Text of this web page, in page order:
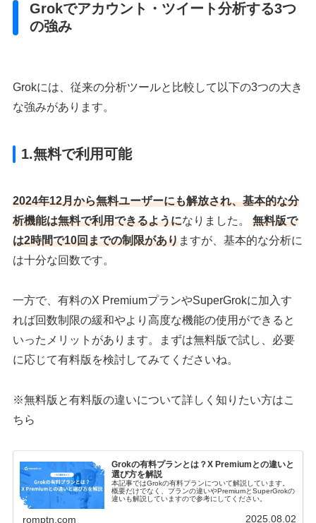
Grokでアカウント・ツイート分析する3つ
の強み
Grokには、従来の分析ツールと比較して以下の3つの大き
な強みがあります。
1.無料で利用可能
2024年12月から無料ユーザーにも解放され、基本的な分
析機能は無料で利用できるようになりました。無料版で
は2時間で10回までの制限がありますが、基本的な分析に
は十分な回数です。
一方で、有料のX PremiumプランやSuperGrokに加入す
れば回数制限の緩和やより高度な機能の使用ができると
いったメリットがあります。まずは無料版で試し、必要
に応じて有料版を検討してみてくださいね。
※無料版と有料版の違いについて詳しく知りたい方はこ
ちら
Grokの有料プランとは？X Premiumとの違いと
選び方を解説
本記事ではGrokの有料プランについて解説しています。
概要だけでなく、プランの違いやPremiumとSuperGrokの
違いも解説していますので参考にしてください。
romptn.com 2025.08.02